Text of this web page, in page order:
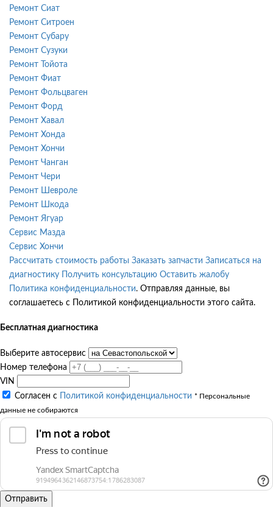
Ремонт Сиат
Ремонт Ситроен
Ремонт Субару
Ремонт Сузуки
Ремонт Тойота
Ремонт Фиат
Ремонт Фольцваген
Ремонт Форд
Ремонт Хавал
Ремонт Хонда
Ремонт Хончи
Ремонт Чанган
Ремонт Чери
Ремонт Шевроле
Ремонт Шкода
Ремонт Ягуар
Сервис Мазда
Сервис Хончи
Рассчитать стоимость работы Заказать запчасти Записаться на
диагностику
Получить консультацию Оставить жалобу
Политика конфиденциальности. Отправляя данные, вы
соглашаетесь с Политикой конфиденциальности этого сайта.
Бесплатная диагностика
Выберите автосервис
Номер телефона
VIN
Согласен с
Политикой конфиденциальности * Персональные
данные не собираются
Отправить